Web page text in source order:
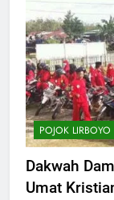
POJOK LIRBOYO
Dakwah
Umat